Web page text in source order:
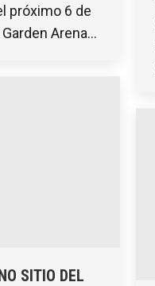
próximo 6 de
Arena…
SITIO DEL